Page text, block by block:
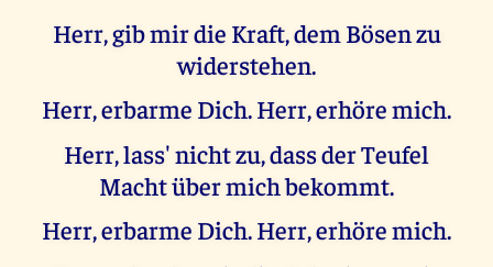
Herr, gib mir die Kraft, dem Bösen zu
widerstehen.
Herr, erbarme Dich. Herr, erhöre mich.
Herr, lass' nicht zu, dass der Teufel
Macht über mich bekommt.
Herr, erbarme Dich. Herr, erhöre mich.